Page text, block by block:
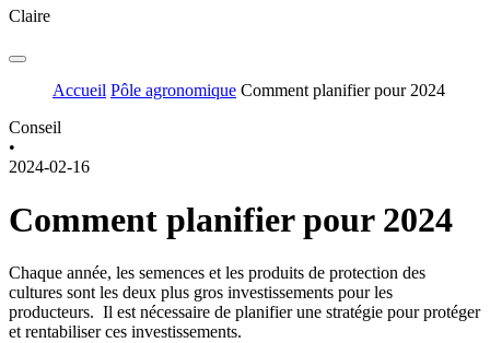
Claire
Accueil Pôle agronomique Comment planifier pour 2024
Conseil
•
2024-02-16
Comment planifier pour 2024
Chaque année, les semences et les produits de protection des
cultures sont les deux plus gros investissements pour les
producteurs. Il est nécessaire de planifier une stratégie pour protéger
et rentabiliser ces investissements.